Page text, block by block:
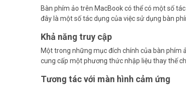
Bàn phím ảo trên MacBook có thể có một số
đây là một số tác dụng của việc sử dụng bàn
Khả năng truy cập
Một trong những mục đích chính của bàn phím
cung cấp một phương thức nhập liệu thay thế
Tương tác với màn hình cảm ứng